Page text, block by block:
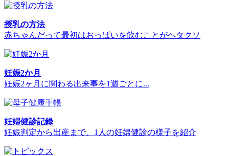
授乳の方法
赤ちゃんだって最初はおっぱいを飲むことがヘタクソ
妊娠2か月
妊娠2ヶ月に関わる出来事を1週ごとに...
妊婦健診記録
妊娠判定から出産まで、1人の妊婦健診の様子を紹介